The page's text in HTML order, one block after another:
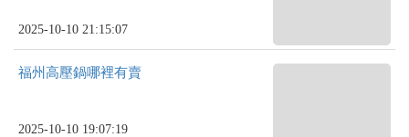
2025-10-10 21:15:07
福州高壓鍋哪裡有賣
2025-10-10 19:07:19